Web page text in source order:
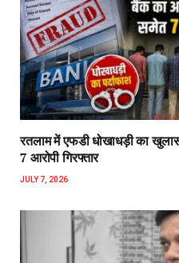
रतलाम में एफडी धोखाधड़ी का
7 आरोपी गिरफ्तार
JULY 7, 2026